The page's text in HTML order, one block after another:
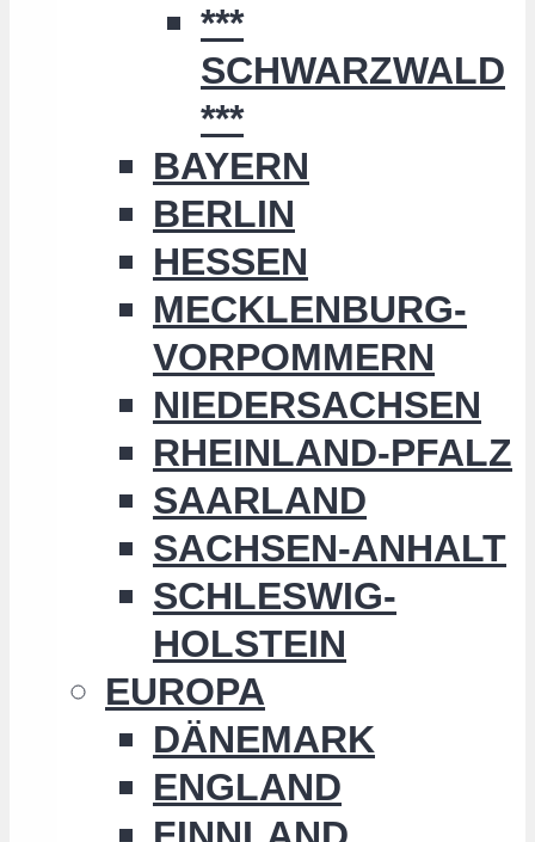
***
SCHWARZWALD
***
BAYERN
BERLIN
HESSEN
MECKLENBURG-
VORPOMMERN
NIEDERSACHSEN
RHEINLAND-PFALZ
SAARLAND
SACHSEN-ANHALT
SCHLESWIG-
HOLSTEIN
EUROPA
DÄNEMARK
ENGLAND